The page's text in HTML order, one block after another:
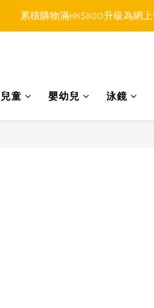
順豐香港SFHK
累積購物滿HK$800升級為網
兒童 嬰幼兒 泳鏡